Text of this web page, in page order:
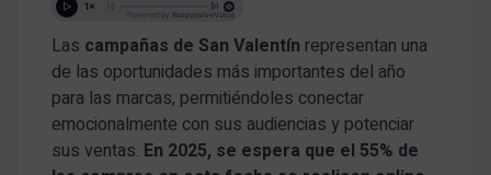
Las campañas de San Valentín representan una
de las oportunidades más importantes del año
para las marcas, permitiéndoles conectar
emocionalmente con sus audiencias y potenciar
sus ventas. En 2025, se espera que el 55% de